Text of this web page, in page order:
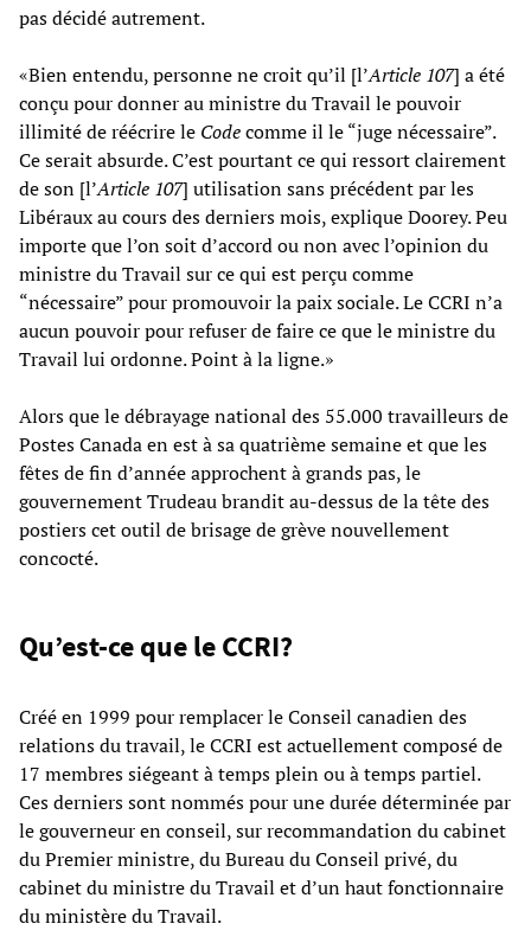
pas décidé autrement.
«Bien entendu, personne ne croit qu’il [l’Article 107] a été
conçu pour donner au ministre du Travail le pouvoir
illimité de réécrire le Codecomme il le “juge nécessaire”.
Ce serait absurde. C’est pourtant ce qui ressort clairement
de son [l’Article 107] utilisation sans précédent par les
Libéraux au cours des derniers mois, explique Doorey. Peu
importe que l’on soit d’accord ou non avec l’opinion du
ministre du Travail sur ce qui est perçu comme
“nécessaire” pour promouvoir la paix sociale. Le CCRI n’a
aucun pouvoir pour refuser de faire ce que le ministre du
Travail lui ordonne. Point à la ligne.»
Alors que le débrayage national des 55.000 travailleurs de
Postes Canada en est à sa quatrième semaine et que les
fêtes de fin d’année approchent à grands pas, le
gouvernement Trudeau brandit au-dessus de la tête des
postiers cet outil de brisage de grève nouvellement
concocté.
Qu’est-ce que le CCRI?
Créé en 1999 pour remplacer le Conseil canadien des
relations du travail, le CCRI est actuellement composé de
17 membres siégeant à temps plein ou à temps partiel.
Ces derniers sont nommés pour une durée déterminée par
le gouverneur en conseil, sur recommandation du cabinet
du Premier ministre, du Bureau du Conseil privé, du
cabinet du ministre du Travail et d’un haut fonctionnaire
du ministère du Travail.